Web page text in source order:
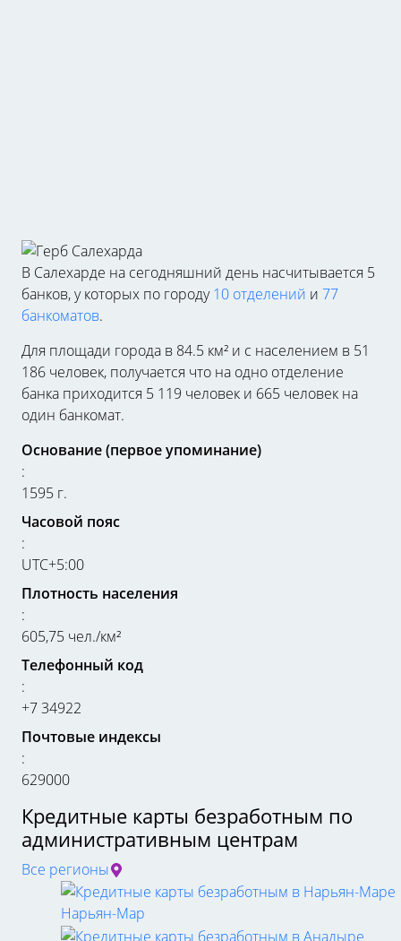
В Салехарде на сегодняшний день насчитывается 5
банков, у которых по городу10 отделений и 77
банкоматов.
Для площади города в 84.5 км² и с населением в 51
186 человек, получается что на одно отделение
банка приходится 5 119 человек и 665 человек на
один банкомат.
Основание (первое упоминание)
:
1595 г.
Часовой пояс
:
UTC+5:00
Плотность населения
:
605,75 чел./км²
Телефонный код
:
+7 34922
Почтовые индексы
:
629000
Кредитные карты безработным по
административным центрам
Все регионы
Нарьян-Мар